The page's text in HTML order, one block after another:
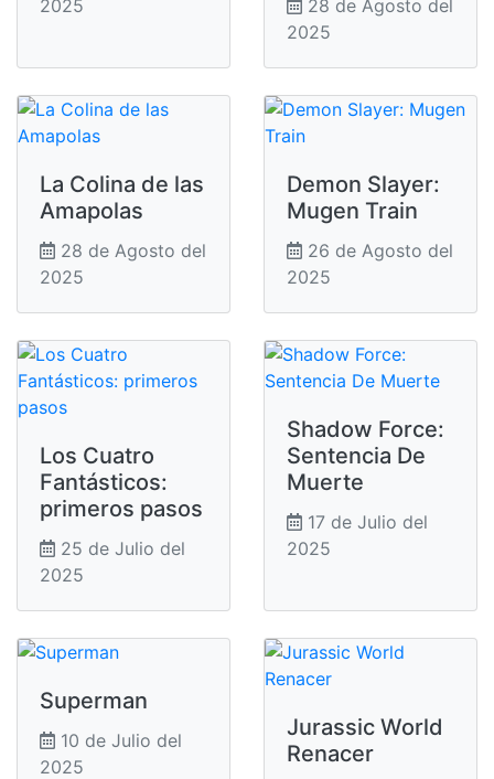
2025
28 de Agosto del
2025
La Colina de las
Amapolas
28 de Agosto del
2025
Demon Slayer:
Mugen Train
26 de Agosto del
2025
Los Cuatro
Fantásticos:
primeros pasos
25 de Julio del
2025
Shadow Force:
Sentencia De
Muerte
17 de Julio del
2025
Superman
10 de Julio del
2025
Jurassic World
Renacer